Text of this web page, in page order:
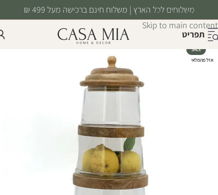
Skip to navigation
Skip to main content
משלוחים לכל הארץ | משלוח חינם ברכישה מעל 499 ₪
תפריט
SALE
אזל מהמלאי